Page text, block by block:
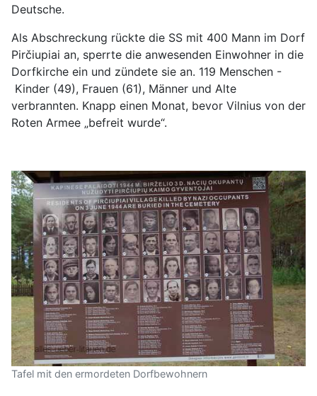
Deutsche.
Als Abschreckung rückte die SS mit 400 Mann im Dorf
Pirčiupiai an, sperrte die anwesenden Einwohner in die
Dorfkirche ein und zündete sie an. 119 Menschen -
Kinder (49), Frauen (61), Männer und Alte
verbrannten. Knapp einen Monat, bevor Vilnius von der
Roten Armee „befreit wurde“.
Tafel mit den ermordeten Dorfbewohnern